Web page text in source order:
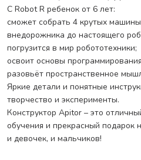
С Robot R ребенок от 6 лет:
сможет собрать 4 крутых
внедорожника до настоящего
погрузится в мир робототехники;
освоит основы
разовьёт пространственное
Яркие детали и понятные
творчество и эксперименты.
Конструктор Apitor – это
обучения и прекрасный подарок
и девочек, и мальчиков!